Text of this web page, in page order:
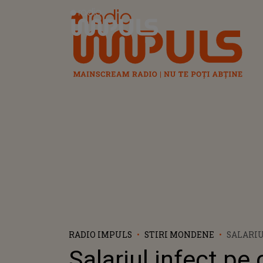
Radio Impuls
RADIO IMPULS STIRI MONDENE